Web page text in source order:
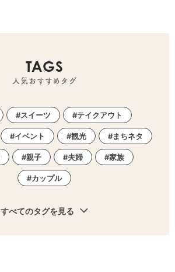
TAGS
人気おすすめタグ
スイーツ テイクアウト
イベント 観光 まちネタ
親子 夫婦 家族
カップル
すべてのタグを見る